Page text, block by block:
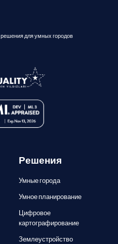
для умных городов
Решения
Умные города
Умное планирование
Цифровое
картографирование
Землеустройство